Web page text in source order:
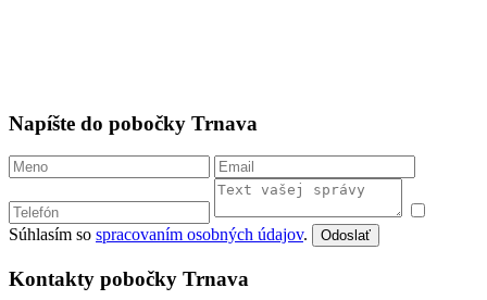
Napíšte do pobočky Trnava
Súhlasím so spracovaním osobných údajov. Odoslať
Kontakty pobočky Trnava